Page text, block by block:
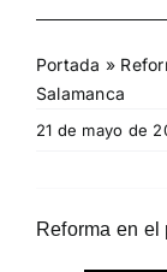
Portada »
Salamanca
21 de mayo de
Reforma en